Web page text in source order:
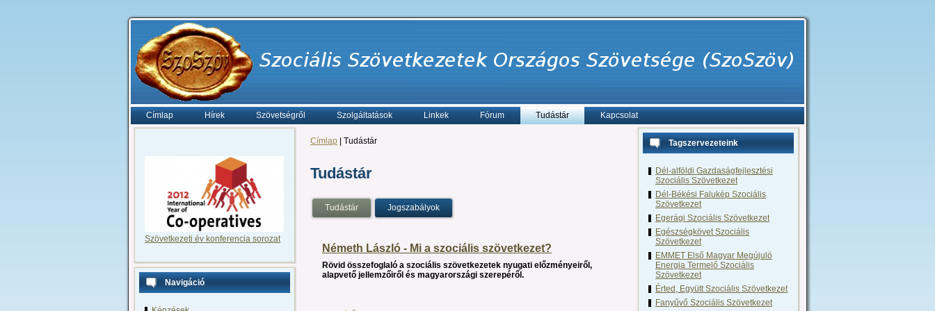
Címlap Hírek Szövetségről Szolgáltatások Linkek Fórum Tudástár Kapcsolat
Szövetkezeti év konferencia sorozat
Navigáció
Címlap | Tudástár
Tudástár
Tudástár Jogszabályok
Németh László - Mi a szociális szövetkezet?
Rövid összefoglaló a szociális szövetkezetek nyugati előzményeiről,
alapvető jellemzőiről és magyarországi szerepéről.
Tagszervezeteink
Dél-alföldi Gazdaságfejlesztési
Szociális Szövetkezet
Dél-Békési Falukép Szociális
Szövetkezet
Egerági Szociális Szövetkezet
Egészségkövet Szociális
Szövetkezet
EMMET Első Magyar Megújuló
Energia Termelő Szociális
Szövetkezet
Érted, Együtt Szociális Szövetkezet
Fanyűvő Szociális Szövetkezet